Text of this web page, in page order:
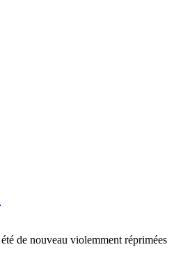
de nouveau violemment réprimées